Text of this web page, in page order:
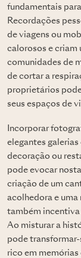
fundamentais
Recordações
de viagens ou
calorosos e criam
comunidades de
de cortar a
proprietários
seus espaços de
Incorporar
elegantes
decoração ou
pode evocar
criação de um
acolhedora e uma
também
Ao misturar a
pode transformar-
rico em